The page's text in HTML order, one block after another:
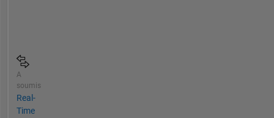
A
soumis
Real-
Time